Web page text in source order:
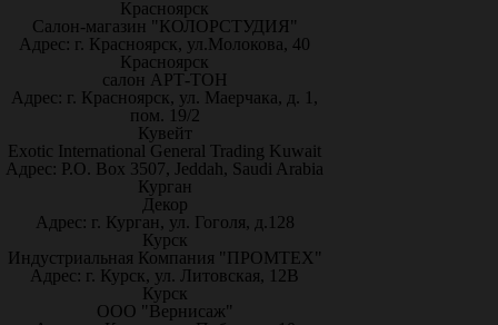
Красноярск
Салон-магазин "КОЛОРСТУДИЯ"
Адрес: г. Красноярск, ул.Молокова, 40
Красноярск
салон АРТ-ТОН
Адрес: г. Красноярск, ул. Маерчака, д. 1,
пом. 19/2
Кувейт
Exotic International General Trading Kuwait
Адрес: P.O. Box 3507, Jeddah, Saudi Arabia
Курган
Декор
Адрес: г. Курган, ул. Гоголя, д.128
Курск
Индустриальная Компания "ПРОМТЕХ"
Адрес: г. Курск, ул. Литовская, 12В
Курск
ООО "Вернисаж"